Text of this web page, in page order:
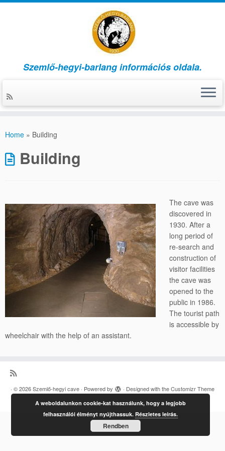
Szemlő-hegyi-barlang információs oldala.
Home » Building
Building
The cave was
discovered in
1930. After a
long period of
re-search and
construction of
visitor facilities
the cave was
opened to the
public in 1986.
The tourist path
is accessible by
wheelchair with the help of an assistant.
· © 2026Szemlő-hegyi cave · Powered by · Designed with theCustomizr Theme
·
A weboldalunkon cookie-kat használunk, hogy a legjobb
felhasználói élményt nyújthassuk.Részletes leírás.
Rendben